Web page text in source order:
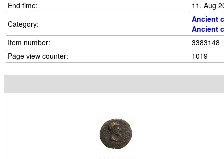
End time:
11. Aug
Category:
Ancient
Ancient
Item number:
3383148
Page view counter:
1019